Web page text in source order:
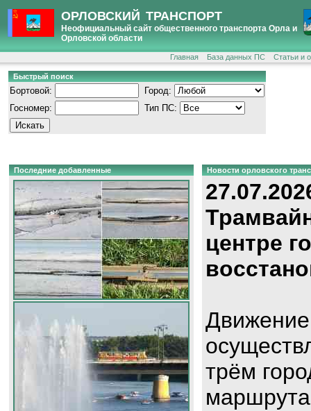
ОРЛОВСКИЙ ТРАНСПОРТ
Неофициальный сайт общественного транспорта Орла и
Орловской области
Главная База данных ПС Статьи и
Быстрый поиск
Бортовой:
Город:
Госномер:
Тип ПС:
Последние добавленные Новости орловского
центре
Движение
трём